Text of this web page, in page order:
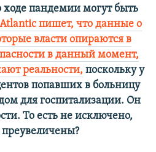
пандемии могут быть
пишет, что данные о
власти опираются в
в данный момент,
реальности, поскольку у
попавших в больницу
для госпитализации. Он
То есть не исключено,
преувеличены?